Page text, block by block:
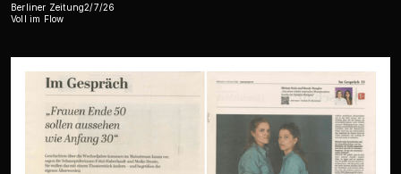
Berliner Zeitung
Voll im Flow
2/7/26